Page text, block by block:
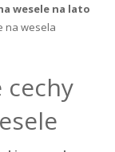
wesele na lato
na wesela
cechy